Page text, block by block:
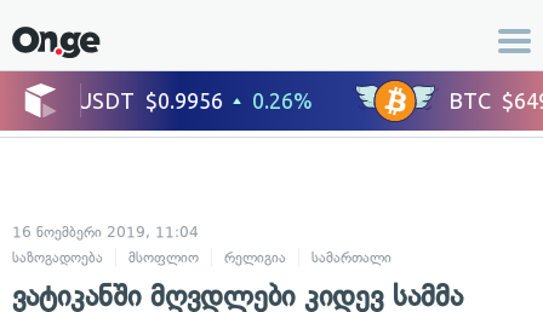
16 ნოემბერი 2019, 11:04
საზოგადოება
მსოფლიო რელიგია სამართალი
ვატიკანში მღვდლები კიდევ სამმა